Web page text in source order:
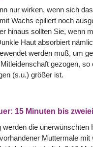
nur wirken, wenn sich
Wachs epiliert noch
hinaus sollten Sie, wenn
Haut absorbiert
werden muß, um
gezogen,
(s.u.) größer ist.
15 Minuten bis
werden die
Muttermale